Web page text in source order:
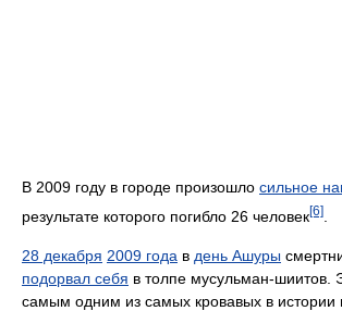
В 2009 году в городе произошло сильное
результате которого погибло 26 человек[6]
28 декабря 2009 года в день Ашуры
подорвал себя в толпе мусульман-шиитов.
самым одним из самых кровавых в истории